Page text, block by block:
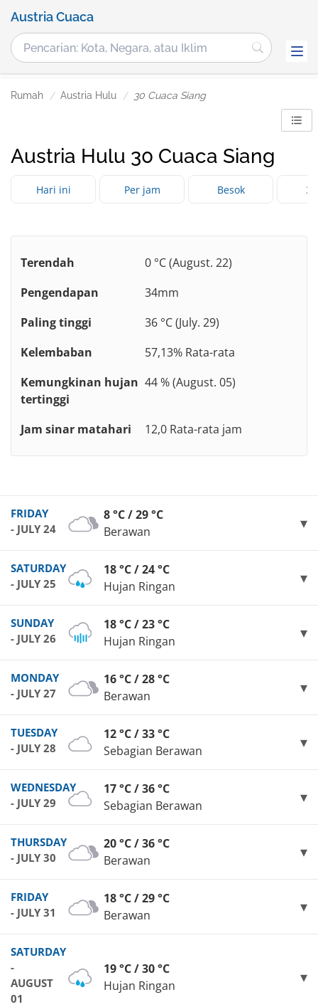
Austria Cuaca
Rumah Austria Hulu 30 Cuaca Siang
Austria Hulu 30 Cuaca Siang
Hari ini Per jam Besok 3
Terendah
0 °C (August. 22)
Pengendapan
34mm
Paling tinggi
36 °C (July. 29)
Kelembaban
57,13% Rata-rata
Kemungkinan hujan
tertinggi
44 % (August. 05)
Jam sinar matahari 12,0 Rata-rata jam
FRIDAY
- JULY 24
8 °C / 29 °C
Berawan
SATURDAY
- JULY 25
18 °C / 24 °C
Hujan Ringan
SUNDAY
- JULY 26
18 °C / 23 °C
Hujan Ringan
MONDAY
- JULY 27
16 °C / 28 °C
Berawan
TUESDAY
- JULY 28
12 °C / 33 °C
Sebagian Berawan
WEDNESDAY
- JULY 29
17 °C / 36 °C
Sebagian Berawan
THURSDAY
- JULY 30
20 °C / 36 °C
Berawan
FRIDAY
- JULY 31
18 °C / 29 °C
Berawan
SATURDAY
-
AUGUST
01
19 °C / 30 °C
Hujan Ringan